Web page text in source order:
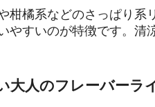
柑橘系などのさっぱり系
やすいのが特徴です。清
大人のフレーバーラ